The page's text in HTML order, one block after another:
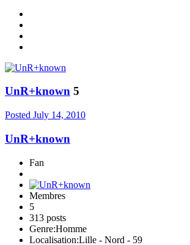
UnR+known 5
Posted July 14, 2010
UnR+known
Fan
Membres
5
313 posts
Genre:Homme
Localisation:Lille - Nord - 59